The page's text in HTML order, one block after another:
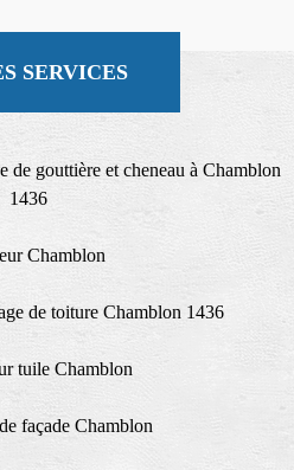
SERVICES
de gouttière et cheneau à Chamblon
1436
Chamblon
de toiture Chamblon 1436
tuile Chamblon
façade Chamblon